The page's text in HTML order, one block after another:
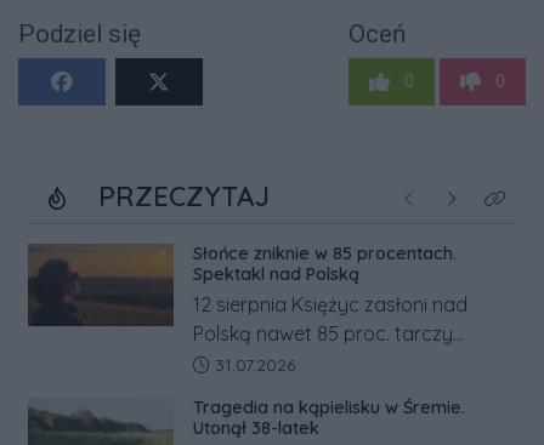
Podziel się Oceń
0 0
PRZECZYTAJ Poprzednie
NastępneKliknij
Słońce zniknie w 85 procentach.
Spektakl nad Polską
12 sierpnia Księżyc zasłoni nad
Polską nawet 85 proc. tarczy
Słońca. Największe zaćmienie od 27
lat przypadnie tuż przed
zachodem.
Data dodania artykułu:
31.07.2026
Tragedia na kąpielisku w Śremie.
Utonął 38-latek